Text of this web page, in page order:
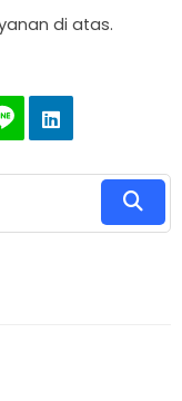
di atas.